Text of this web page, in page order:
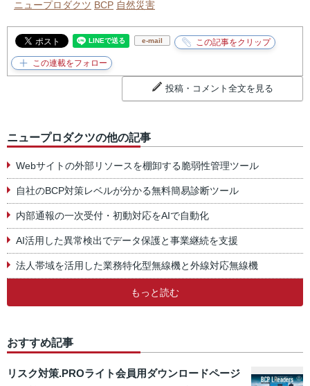
ニュープロダクツ BCP 自然災害
e-mail
投稿・コメント全文を見る
ニュープロダクツの他の記事
Webサイトの外部リソースを棚卸する脆弱性管理ツール
自社のBCP対策レベルが分かる無料簡易診断ツール
内部通報の一次受付・初動対応をAIで自動化
AI活用した異常検出でデータ保護と事業継続を支援
法人帯域を活用した業務特化型無線機と外線対応無線機
もっと読む
おすすめ記事
リスク対策.PROライト会員用ダウンロードページ